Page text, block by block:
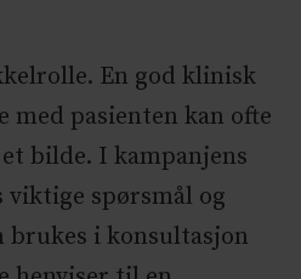
En god klinisk
med pasienten kan ofte
bilde. I kampanjens
viktige spørsmål og
brukes i konsultasjon